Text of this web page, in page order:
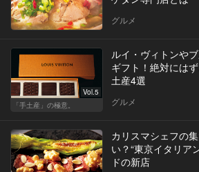
グルメ
Vol.5
「手土産」の極意。
ルイ・ヴィトンや
ギフト！絶対には
土産4選
グルメ
カリスマシェフの
い？“東京イタリア
ドの新店